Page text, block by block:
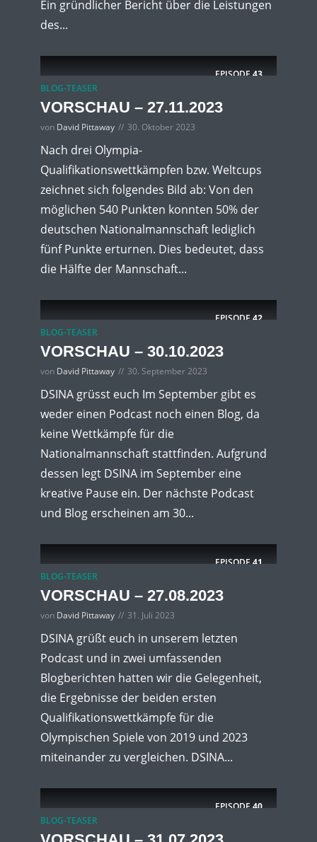
Ein gründlicher Bericht über die Leistungen
des...
EPISODE43
BLOG-TEASER
VORSCHAU – 27.11.2023
von David Pittaway 30. Oktober 2023
Nach drei Olympia-
Qualifikationswettkämpfen bzw. Weltcups
zeichnet sich folgendes Bild ab: Von den
möglichen 540 Punkten konnten 50% der
deutschen Nationalmannschaft lediglich
fünf Punkte erturnen. Dies bedeutet, dass
die Hälfte der Mannschaft...
EPISODE42
BLOG-TEASER
VORSCHAU – 30.10.2023
von David Pittaway 30. September 2023
DSINA grüsst euch Im September gibt es
weder einen Podcast noch einen Blog, da
keine Wettkämpfe für die
Nationalmannschaft stattfinden. Aufgrund
dessen legt DSINA im September eine
kreative Pause ein. Der nächste Podcast
und Blog erscheinen am 30...
EPISODE41
BLOG-TEASER
VORSCHAU – 27.08.2023
von David Pittaway 31. Juli 2023
DSINA grüßt euch in unserem letzten
Podcast und in zwei umfassenden
Blogberichten hatten wir die Gelegenheit,
die Ergebnisse der beiden ersten
Qualifikationswettkämpfe für die
Olympischen Spiele von 2019 und 2023
miteinander zu vergleichen. DSINA...
EPISODE40
BLOG-TEASER